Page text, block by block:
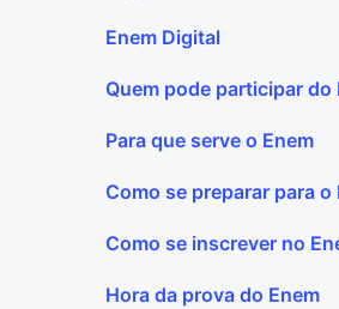
Enem Digital
Quem pode participar do
Para que serve o Enem
Como se preparar para o
Como se inscrever no
Hora da prova do Enem